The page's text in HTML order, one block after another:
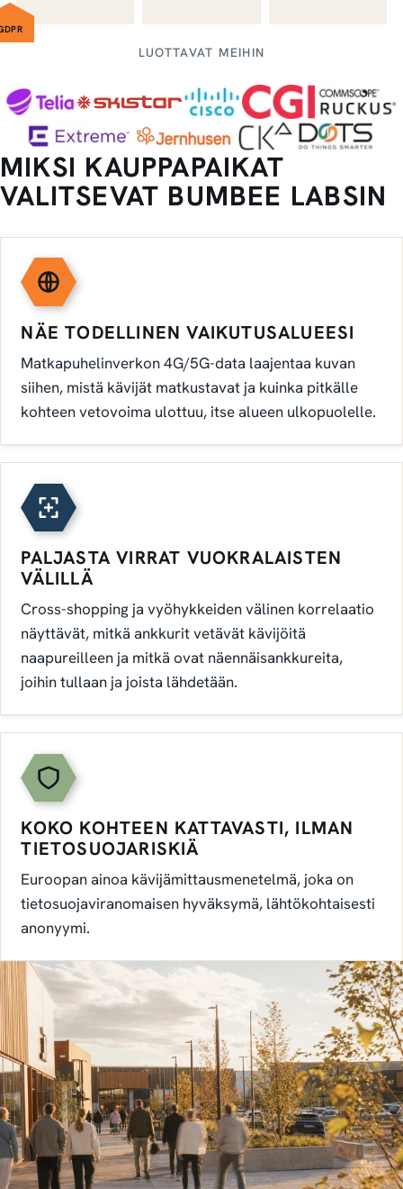
LUOTTAVAT MEIHIN
MIKSI KAUPPAPAIKAT
VALITSEVAT BUMBEE LABSIN
NÄE TODELLINEN VAIKUTUSALUEESI
Matkapuhelinverkon 4G/5G-data laajentaa kuvan
siihen, mistä kävijät matkustavat ja kuinka pitkälle
kohteen vetovoima ulottuu, itse alueen ulkopuolelle.
PALJASTA VIRRAT VUOKRALAISTEN
VÄLILLÄ
Cross-shopping ja vyöhykkeiden välinen korrelaatio
näyttävät, mitkä ankkurit vetävät kävijöitä
naapureilleen ja mitkä ovat näennäisankkureita,
joihin tullaan ja joista lähdetään.
KOKO KOHTEEN KATTAVASTI, ILMAN
TIETOSUOJARISKIÄ
Euroopan ainoa kävijämittausmenetelmä, joka on
tietosuojaviranomaisen hyväksymä, lähtökohtaisesti
anonyymi.